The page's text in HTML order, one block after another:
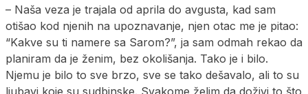
– Naša veza je trajala od aprila do avgusta, kad sam
otišao kod njenih na upoznavanje, njen otac me je pitao:
“Kakve su ti namere sa Sarom?”, ja sam odmah rekao da
planiram da je ženim, bez okolišanja. Tako je i bilo.
Njemu je bilo to sve brzo, sve se tako dešavalo, ali to su